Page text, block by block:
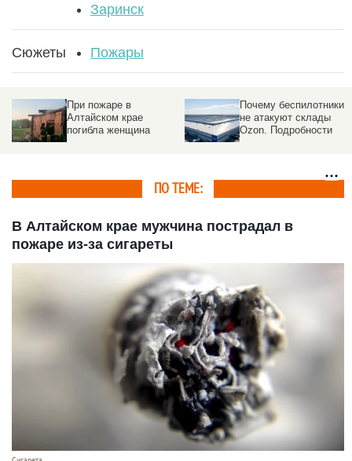
Заринск
Сюжеты Пожары
При пожаре в
Алтайском крае
погибла женщина
Почему беспилотники
не атакуют склады
Ozon. Подробности
ПО ТЕМЕ:
В Алтайском крае мужчина пострадал в
пожаре из-за сигареты